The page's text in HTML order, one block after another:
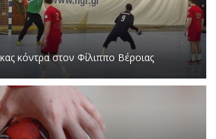
κόντρα στον Φίλιππο Βέροιας